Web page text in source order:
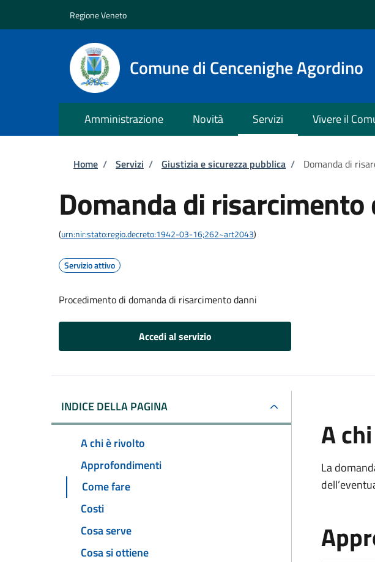
Regione Veneto
Comune di Cencenighe Agordino
Amministrazione Novità Servizi Vivere il
Briciole di pane
Home / Servizi / Giustizia e sicurezza pubblica / Domanda di
Domanda di risarcimento
(urn:nir:stato:regio.decreto:1942-03-16;262~art2043)
Servizio attivo
Procedimento di domanda di risarcimento danni
Accedi al servizio
INDICE DELLA PAGINA
A chi è rivolto
Approfondimenti
Come fare
Costi
Cosa serve
Cosa si ottiene
A
La